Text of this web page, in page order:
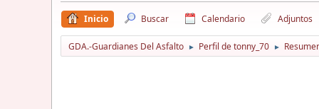
Inicio Buscar Calendario Adjuntos
GDA.-Guardianes Del Asfalto ► Perfil de tonny_70 ►